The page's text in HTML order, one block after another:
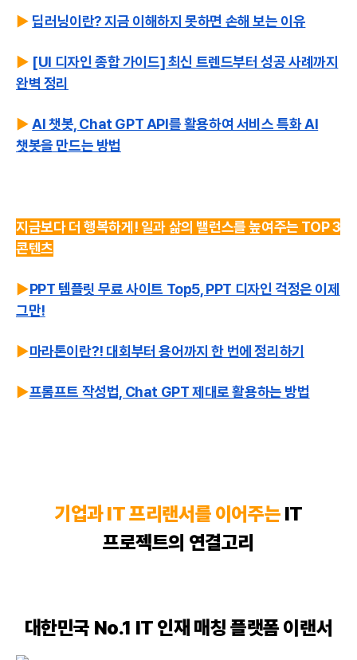
▶️ 딥러닝이란? 지금 이해하지 못하면 손해 보는 이유
▶️ [UI 디자인 종합 가이드] 최신 트렌드부터 성공 사례까지
완벽 정리
▶️AI 챗봇, Chat GPT API를 활용하여 서비스 특화 AI
챗봇을 만드는 방법
지금보다 더 행복하게! 일과 삶의 밸런스를 높여주는 TOP 3
콘텐츠
▶️PPT 템플릿 무료 사이트 Top5, PPT 디자인 걱정은 이제
그만!
▶️마라톤이란?! 대회부터 용어까지 한 번에 정리하기
▶️프롬프트 작성법, Chat GPT 제대로 활용하는 방법
기업과 IT프리랜서를 이어주는 IT
프로젝트의 연결고리
대한민국 No.1 IT 인재 매칭 플랫폼 이랜서